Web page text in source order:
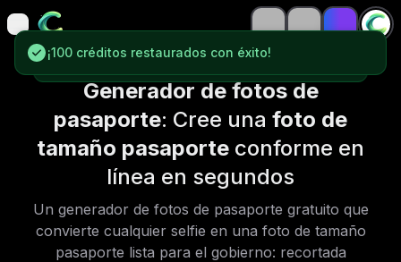
¡100 créditos restaurados con éxito!
¡100 créditos restaurados con éxito!
open navigation menu
open navigation menu
Generador de fotos de
pasaporte: Cree una foto de
tamaño pasaporte conforme en
línea en segundos
Un generador de fotos de pasaporte gratuito que
convierte cualquier selfie en una foto de tamaño
pasaporte lista para el gobierno: recortada